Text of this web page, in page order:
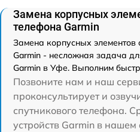
Замена корпусных
телефона Garmin
Замена корпусных элементов
Garmin - несложная задача
Garmin в Уфе. Выполним
Позвоните нам и наш
проконсультирует и
спутникового телефона.
устройств Garmin в